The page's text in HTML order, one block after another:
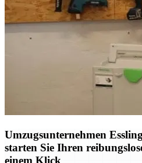
Umzugsunternehmen
starten Sie Ihren
einem Klick